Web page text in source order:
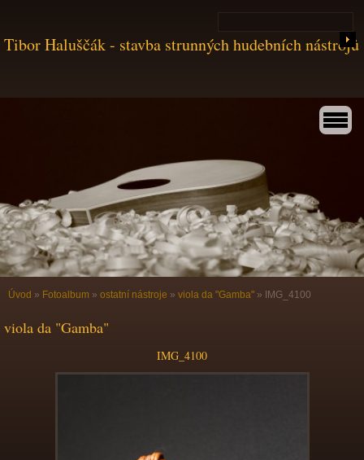
Tibor Haluščák - stavba strunných hudebních nástrojů
Úvod » Fotoalbum » ostatní nástroje » viola da "Gamba" » IMG_4100
viola da "Gamba"
IMG_4100